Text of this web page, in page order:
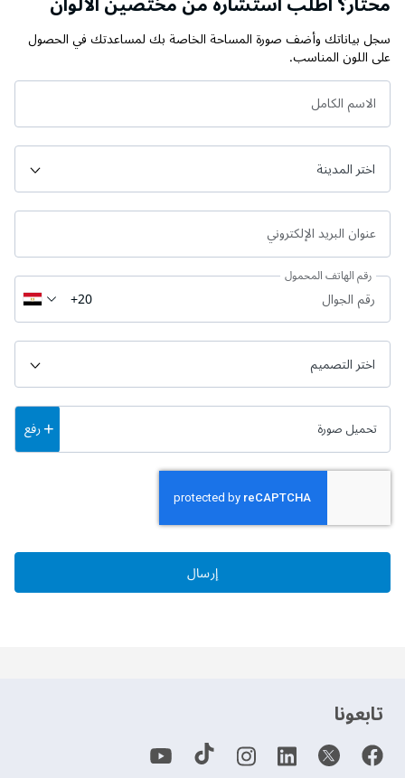
سجل بياناتك وأضف صورة المساحة الخاصة بك لمساعدتك في الحصول
على اللون المناسب.
الاسم الكامل
عنوان البريد الإلكتروني
رقم الهاتف المحمول
تحميل صورة رفع
إرسال
‫تابعونا‬